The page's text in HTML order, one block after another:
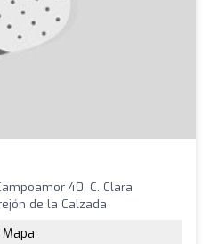
40, C. Clara
de la Calzada
Mapa